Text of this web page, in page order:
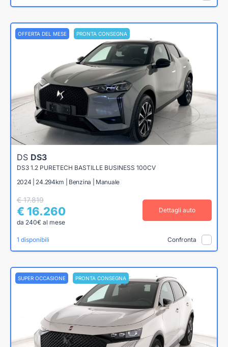
OFFERTA DEL MESE PRONTA CONSEGNA
DS DS3
DS3 1.2 PURETECH BASTILLE BUSINESS 100CV
2024 | 24.294km | Benzina | Manuale
€ 17.819
€ 16.260
da 240€ al mese
Dettagli auto
1 disponibili Confronta
SUPER OCCASIONE PRONTA CONSEGNA